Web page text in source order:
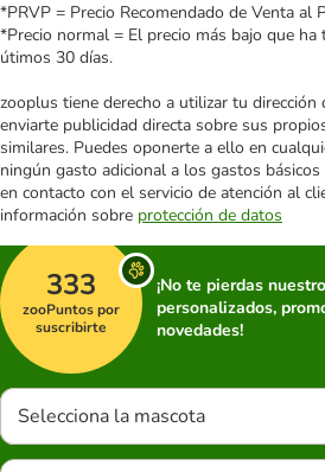
*PRVP = Precio Recomendado de Venta al
*Precio normal = El precio más bajo que
útimos 30 días.
zooplus tiene derecho a utilizar tu dirección
enviarte publicidad directa sobre sus
similares. Puedes oponerte a ello en
ningún gasto adicional a los gastos
en contacto con el servicio de atención al
información sobre protección de datos
333
zooPuntos por
suscribirte
¡No te pierdas
personalizados,
novedades!
Selecciona la mascota